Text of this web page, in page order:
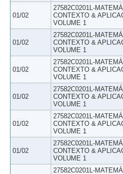
01/02
27582C0201L-
CONTEXTO &
VOLUME 1
01/02
27582C0201L-
CONTEXTO &
VOLUME 1
01/02
27582C0201L-
CONTEXTO &
VOLUME 1
01/02
27582C0201L-
CONTEXTO &
VOLUME 1
01/02
27582C0201L-
CONTEXTO &
VOLUME 1
01/02
27582C0201L-
CONTEXTO &
VOLUME 1
27582C0201L-